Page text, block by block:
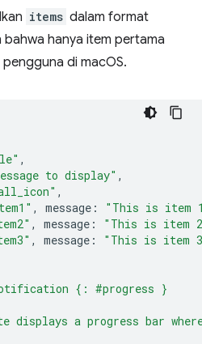
items dalam format
hanya item pertama
di macOS.
,
to display" ,
,
, message :
"This is item
, message :
"This is item
, message :
"This is item
{: #progress }
displays a progress bar